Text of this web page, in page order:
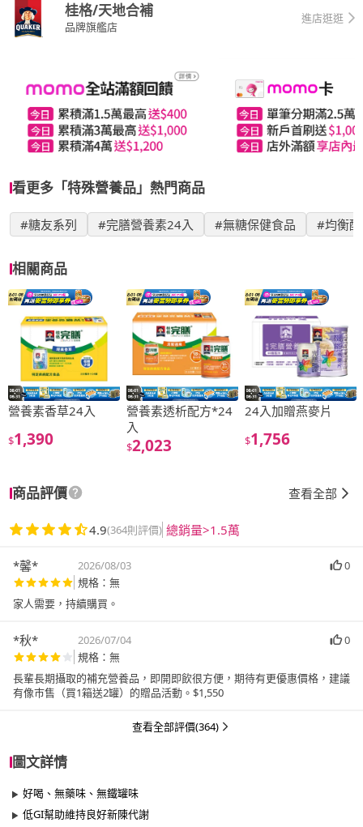
桂格/天地合補
品牌旗艦店
進店逛逛
看更多「特殊營養品」熱門商品
#糖友系列 #完膳營養素24入 #無糖保健食品 #均衡
相關商品
營養素香草24入
$1,390
營養素透析配方*24
入
$2,023
24入加贈燕麥片
$1,756
商品評價 查看全部
4.9(364則評價) 總銷量>1.5萬
*馨* 2026/08/03
0
規格：無
家人需要，持續購買。
*秋* 2026/07/04
0
規格：無
長輩長期攝取的補充營養品，即開即飲很方便，期待有更優惠價格，建議
有像巿售（買1箱送2罐）的贈品活動。$1,550
查看全部評價(364)
圖文詳情
好喝、無藥味、無鐵罐味
低GI幫助維持良好新陳代謝